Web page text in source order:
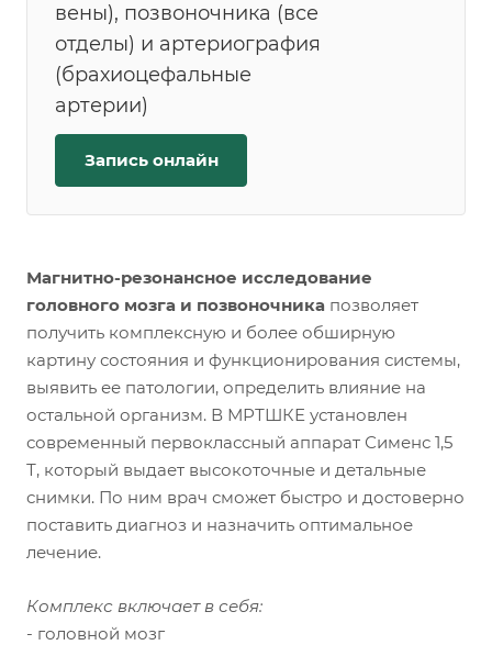
вены), позвоночника (все
отделы) и артериография
(брахиоцефальные
артерии)
Запись онлайн
Магнитно-резонансное исследование
головного мозга и позвоночника позволяет
получить комплексную и более обширную
картину состояния и функционирования системы,
выявить ее патологии, определить влияние на
остальной организм. В МРТШКЕ установлен
современный первоклассный аппарат Сименс 1,5
Т, который выдает высокоточные и детальные
снимки. По ним врач сможет быстро и достоверно
поставить диагноз и назначить оптимальное
лечение.
Комплекс включает в себя:
- головной мозг